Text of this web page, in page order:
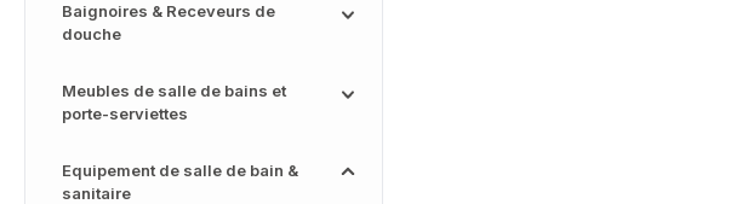
Baignoires & Receveurs de
douche
Meubles de salle de bains et
porte-serviettes
Equipement de salle de bain &
sanitaire